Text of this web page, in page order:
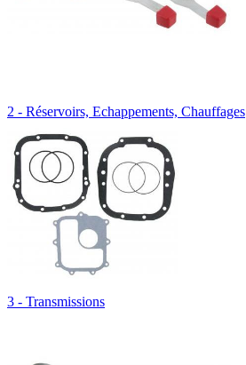
2 - Réservoirs, Echappements, Chauffages
3 - Transmissions